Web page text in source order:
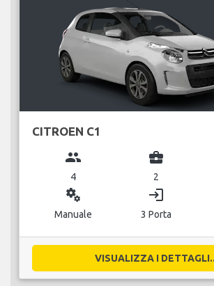
CITROEN C1
group
4
business_center
2
miscellaneous_services
Manuale
login
3 Porta
VISUALIZZA I